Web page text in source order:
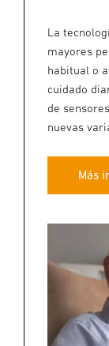
La
mayores
habitual o
cuidado
de
nuevas
Más